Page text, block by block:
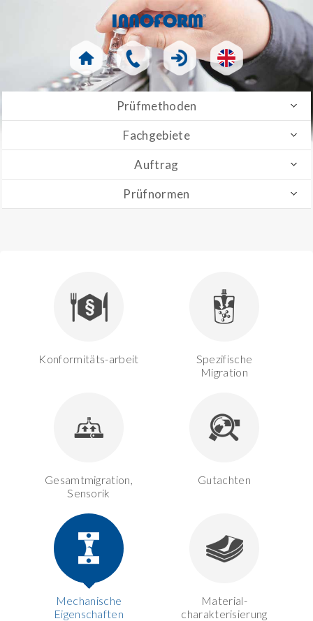
Prüfmethoden
Fachgebiete
Auftrag
Prüfnormen
Konformitäts-arbeit
Spezifische
Migration
Gesamtmigration,
Sensorik
Gutachten
Mechanische
Eigenschaften
Material-
charakterisierung